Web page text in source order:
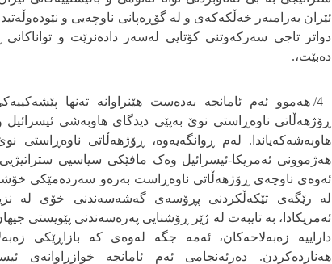
ئێران بەرامبەر خەڵکەکەی و لە گۆڕەپانی ناوچەیی و
دواتر تاجی سەرکەوتنی کۆتایی لەسەر دادەنرێت و تواناکانی
دەبێت،.
4/ هەموو ئەم ئامانجە بەدەست هێنراوانە تەنها
ڕۆژهەڵاتی ناوەڕاستی نوێ بەپێی دیدگای هاوبەشی ئیسرائیل
هاوبەشەکەیاندا. لەم ڕوانگەیەوە، ڕۆژهەڵاتی ناوەڕاستی
هەژموونی ئەمریکا-ئیسرائیل وەک مافێکی سیاسیی ستراتیژیی
ئەوەی ناوچەی ڕۆژهەڵاتی ناوەڕاست بەرەو سەردەمێکی
لە رێگەی تێکەڵکردنی پڕۆسەی گەشەسەندنی خۆی لە
ئەمریکادا، بە تایبەت لە ژێر ڕۆشنایی پەرەسەندنی پێویستی
داراییە زەبەلاحەکان، ئەمە جگە لەوەی کە بازاڕێکی
هەناردەکردن. دەرئەنجامی ئەم ئامانجە خوازراوانەی